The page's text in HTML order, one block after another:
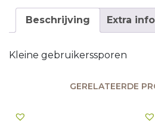
Beschrijving Extra
Kleine gebruikerssporen
GERELATEERDE